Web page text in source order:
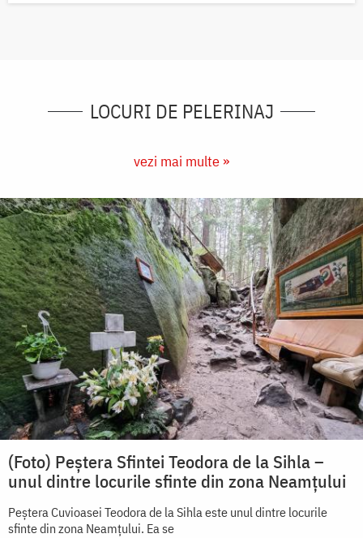
LOCURI DE PELERINAJ
vezi mai multe »
(Foto) Peștera Sfintei Teodora de la Sihla –
unul dintre locurile sfinte din zona Neamțului
Peștera Cuvioasei Teodora de la Sihla este unul dintre locurile
sfinte din zona Neamțului. Ea se